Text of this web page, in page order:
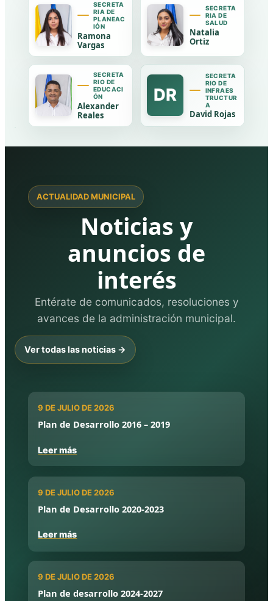
SECRETA
RIA DE
PLANEAC
IÓN
Ramona
Vargas
SECRETA
RIA DE
SALUD
Natalia
Ortiz
SECRETA
RIO DE
EDUCACI
ÓN
Alexander
Reales
DR
SECRETA
RIO DE
INFRAES
TRUCTUR
A
David Rojas
ACTUALIDAD MUNICIPAL
Noticias y
anuncios de
interés
Entérate de comunicados, resoluciones y
avances de la administración municipal.
Ver todas las noticias →
9 DE JULIO DE 2026
Plan de Desarrollo 2016 – 2019
Leer más
9 DE JULIO DE 2026
Plan de Desarrollo 2020-2023
Leer más
9 DE JULIO DE 2026
Plan de desarrollo 2024-2027